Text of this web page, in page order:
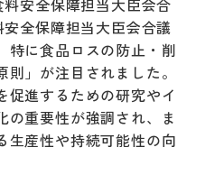
安全保障担当大臣会合
全保障担当大臣会合議
特に食品ロスの防止・削
」が注目されました。
促進するための研究やイ
の重要性が強調され、ま
生産性や持続可能性の向